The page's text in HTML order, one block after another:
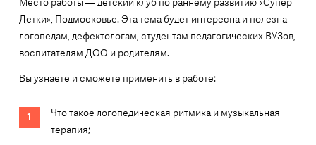
Детки», Подмосковье. Эта тема будет интересна и полезна
логопедам, дефектологам, студентам педагогических ВУЗов,
воспитателям ДОО и родителям.
Вы узнаете и сможете применить в работе:
Что такое логопедическая ритмика и музыкальная
терапия;